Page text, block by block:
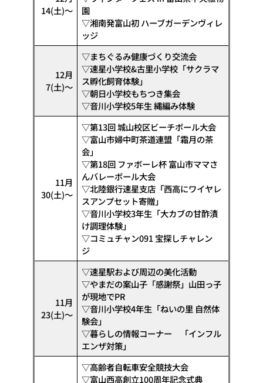
14(土)〜
園
▽湘南発富山初 ハーブガーデンヴィレ
ッジ
12月
7(土)〜
▽まちぐるみ健康づくり交流会
▽速星小学校&古里小学校「サクラマ
ス孵化飼育体験」
▽朝日小学校もちつき集会
▽音川小学校5年生 縄編み体験
11月
30(土)〜
▽第13回 城山校区ビーチボール大会
▽富山市婦中町茶道連盟「霜月の茶
会」
▽第18回 ファボーレ杯 富山市ママさ
んバレーボール大会
▽北陸銀行速星支店「西高にワイヤレ
スアンプセット寄贈」
▽音川小学校3年生「大カブの甘酢漬
け調理体験」
▽コミュチャン091 宝探しチャレン
ジ
11月
23(土)〜
▽速星駅および周辺の美化活動
▽やまだの案山子「感謝祭」山田っ子
が現地でPR
▽音川小学校4年生「ねいの里 自然体
験会」
▽暮らしの情報コーナー 「インフル
エンザ対策」
▽高齢者自転車安全競技大会
▽富山西高創立100周年記念式典